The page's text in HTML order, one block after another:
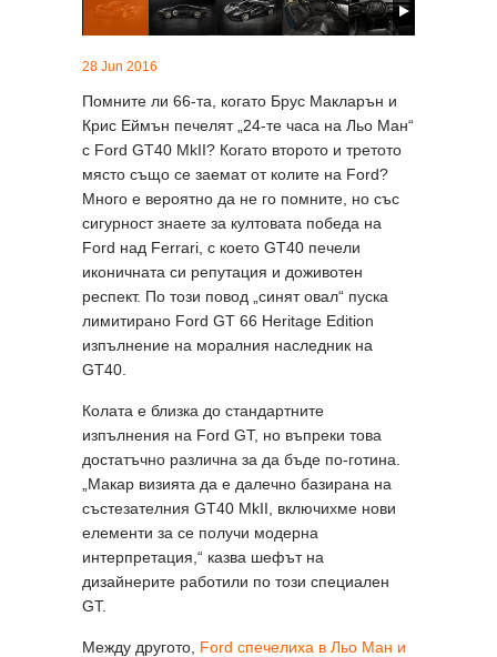
28 Jun 2016
Помните ли 66-та, когато Брус Макларън и
Крис Еймън печелят „24-те часа на Льо Ман“
с Ford GT40 MkII? Когато второто и третото
място също се заемат от колите на Ford?
Много е вероятно да не го помните, но със
сигурност знаете за култовата победа на
Ford над Ferrari, с което GT40 печели
иконичната си репутация и доживотен
респект. По този повод „синят овал“ пуска
лимитирано Ford GT 66 Heritage Edition
изпълнение на моралния наследник на
GT40.
Колата е близка до стандартните
изпълнения на Ford GT, но въпреки това
достатъчно различна за да бъде по-готина.
„Макар визията да е далечно базирана на
състезателния GT40 MkII, включихме нови
елементи за се получи модерна
интерпретация,“ казва шефът на
дизайнерите работили по този специален
GT.
Между другото, Ford спечелиха в Льо Ман и